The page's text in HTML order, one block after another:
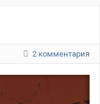
2 комментария